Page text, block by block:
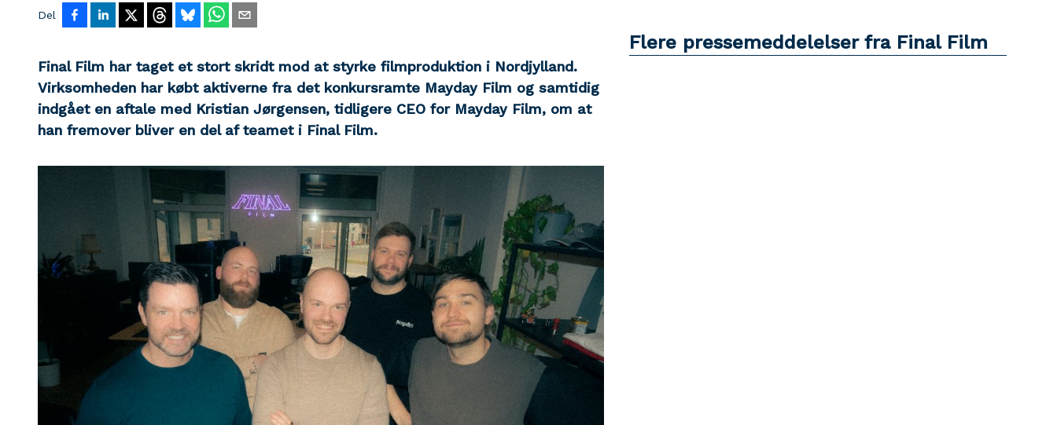
Del
Final Film har taget et stort skridt mod at styrke filmproduktion i Nordjylland.
Virksomheden har købt aktiverne fra det konkursramte Mayday Film og samtidig
indgået en aftale med Kristian Jørgensen, tidligere CEO for Mayday Film, om at
han fremover bliver en del af teamet i Final Film.
Flere pressemeddelelser fra Final Film